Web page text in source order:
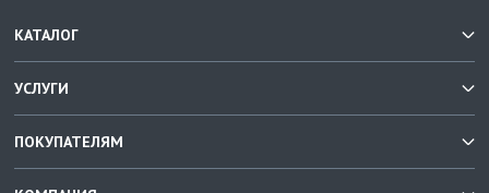
КАТАЛОГ
УСЛУГИ
ПОКУПАТЕЛЯМ